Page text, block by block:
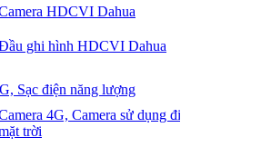
HDCVI Dahua
ghi hình HDCVI Dahua
Sạc điện năng lượng
4G, Camera sử dụng điện
trời